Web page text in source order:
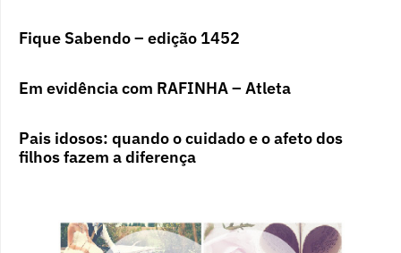
Fique Sabendo – edição 1452
Em evidência com RAFINHA – Atleta
Pais idosos: quando o cuidado e o afeto dos
filhos fazem a diferença